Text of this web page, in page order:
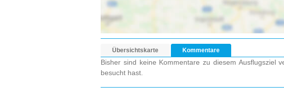
Übersichtskarte Kommentare
Bisher sind keine Kommentare zu diesem Ausflugsziel
besucht hast.